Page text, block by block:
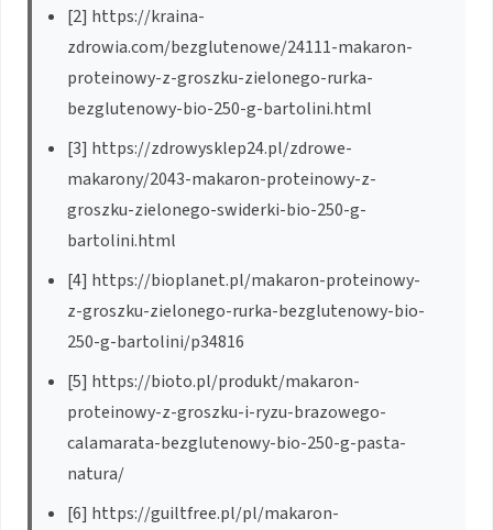
[2] https://kraina-
zdrowia.com/bezglutenowe/24111-makaron-
proteinowy-z-groszku-zielonego-rurka-
bezglutenowy-bio-250-g-bartolini.html
[3] https://zdrowysklep24.pl/zdrowe-
makarony/2043-makaron-proteinowy-z-
groszku-zielonego-swiderki-bio-250-g-
bartolini.html
[4] https://bioplanet.pl/makaron-proteinowy-
z-groszku-zielonego-rurka-bezglutenowy-bio-
250-g-bartolini/p34816
[5] https://bioto.pl/produkt/makaron-
proteinowy-z-groszku-i-ryzu-brazowego-
calamarata-bezglutenowy-bio-250-g-pasta-
natura/
[6] https://guiltfree.pl/pl/makaron-